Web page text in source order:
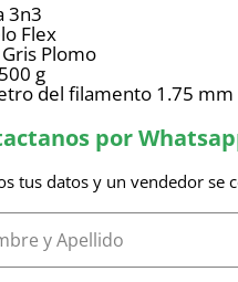
3n3
Flex
Plomo
g
del filamento 1.75 mm
por
tus datos y un vendedor se